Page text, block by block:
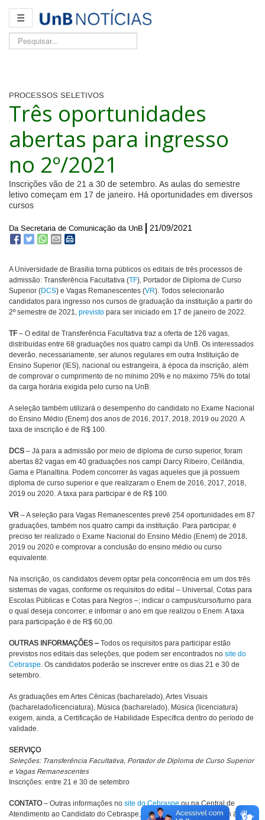
☰
Pesquisar...
PROCESSOS SELETIVOS
Três oportunidades
abertas para ingresso
no 2º/2021
Inscrições vão de 21 a 30 de setembro. As aulas do semestre
letivo começam em 17 de janeiro. Há oportunidades em diversos
cursos
Da Secretaria de Comunicação da UnB 21/09/2021
A Universidade de Brasília torna públicos os editais de três processos de
admissão: Transferência Facultativa (TF), Portador de Diploma de Curso
Superior (DCS) e Vagas Remanescentes (VR). Todos selecionarão
candidatos para ingresso nos cursos de graduação da instituição a partir do
2º semestre de 2021, previsto para ser iniciado em 17 de janeiro de 2022.
TF– O edital de Transferência Facultativa traz a oferta de 126 vagas,
distribuídas entre 68 graduações nos quatro campi da UnB. Os interessados
deverão, necessariamente, ser alunos regulares em outra Instituição de
Ensino Superior (IES), nacional ou estrangeira, à época da inscrição, além
de comprovar o cumprimento de no mínimo 20% e no máximo 75% do total
da carga horária exigida pelo curso na UnB.
A seleção também utilizará o desempenho do candidato no Exame Nacional
do Ensino Médio (Enem) dos anos de 2016, 2017, 2018, 2019 ou 2020. A
taxa de inscrição é de R$ 100.
DCS – Já para a admissão por meio de diploma de curso superior, foram
abertas 82 vagas em 40 graduações nos campi Darcy Ribeiro, Ceilândia,
Gama e Planaltina. Podem concorrer às vagas aqueles que já possuem
diploma de curso superior e que realizaram o Enem de 2016, 2017, 2018,
2019 ou 2020. A taxa para participar é de R$ 100.
VR – A seleção para Vagas Remanescentes prevê 254 oportunidades em 87
graduações, também nos quatro campi da instituição. Para participar, é
preciso ter realizado o Exame Nacional do Ensino Médio (Enem) de 2018,
2019 ou 2020 e comprovar a conclusão do ensino médio ou curso
equivalente.
Na inscrição, os candidatos devem optar pela concorrência em um dos três
sistemas de vagas, conforme os requisitos do edital – Universal, Cotas para
Escolas Públicas e Cotas para Negros –; indicar o campus/curso/turno para
o qual deseja concorrer; e informar o ano em que realizou o Enem. A taxa
para participação é de R$ 60,00.
OUTRAS INFORMAÇÕES –Todos os requisitos para participar estão
previstos nos editais das seleções, que podem ser encontrados no site do
Cebraspe. Os candidatos poderão se inscrever entre os dias 21 e 30 de
setembro.
As graduações em Artes Cênicas (bacharelado), Artes Visuais
(bacharelado/licenciatura), Música (bacharelado), Música (licenciatura)
exigem, ainda, a Certificação de Habilidade Específica dentro do período de
validade.
SERVIÇO
Seleções: Transferência Facultativa, Portador de Diploma de Curso Superior
e Vagas Remanescentes
Inscrições: entre 21 e 30 de setembro
CONTATO– Outras informações no site do Cebraspeou na Central de
Atendimento ao Candidato do Cebraspe, de segunda a sexta, das 8h às 19h